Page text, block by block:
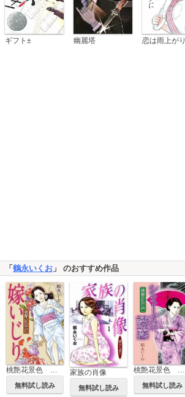
ギフト± 幽麗塔
「 鶴永いくお 」 のおすすめ作品
桃艶花景色 嫁いじり
無料試し読み
家族の肖像
無料試し読み
桃艶花景色 シミーズの誘惑
無料試し読み